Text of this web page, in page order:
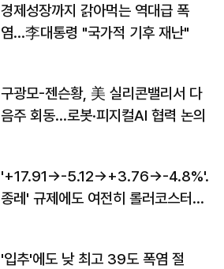
경제성장까지 갉아먹는 역대급 폭
염…李대통령 "국가적 기후 재난"
구광모-젠슨황, 美 실리콘밸리서 다
음주 회동…로봇·피지컬AI 협력 논의
'+17.91→-5.12→+3.76→-4.8%'…'
종레' 규제에도 여전히 롤러코스터
'입추'에도 낮 최고 39도 폭염 절